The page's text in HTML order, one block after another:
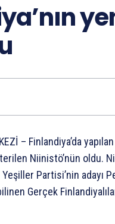
– Finlandiya’da
Niinistö’nün oldu.
Partisi’nin adayı
Gerçek